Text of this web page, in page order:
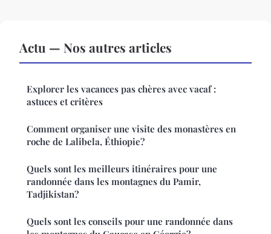
Actu — Nos autres articles
Explorer les vacances pas chères avec vacaf :
astuces et critères
Comment organiser une visite des monastères en
roche de Lalibela, Éthiopie?
Quels sont les meilleurs itinéraires pour une
randonnée dans les montagnes du Pamir,
Tadjikistan?
Quels sont les conseils pour une randonnée dans